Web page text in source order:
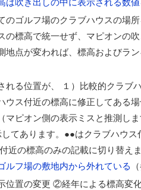
は吹き出しの中に表示される数
のゴルフ場のクラブハウスの場
の標高で統一せず、マピオンの
地点が変われば、標高およびラ
れる位置が、 １）比較的クラブ
ウス付近の標高に修正してある
マピオン側の表示ミスと推測し
てあります。●●はクラブハウス
近の標高のみの記載に切り替えま
ルフ場の敷地内から外れている
位置の変更 ②経年による標高変